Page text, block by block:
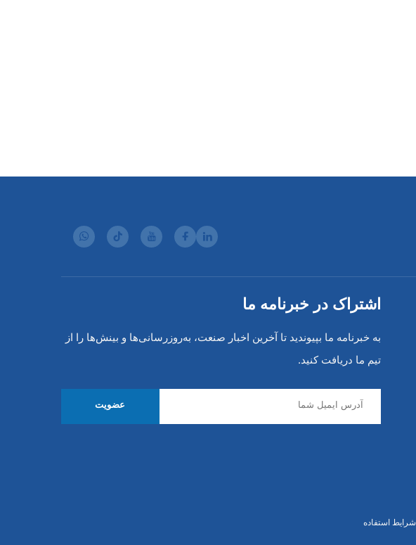
اشتراک در خبرنامه ما
به خبرنامه ما بپیوندید تا آخرین اخبار صنعت، به‌روزرسانی‌ها و بینش‌ها را از
تیم ما دریافت کنید.
عضویت
شرایط استفاده